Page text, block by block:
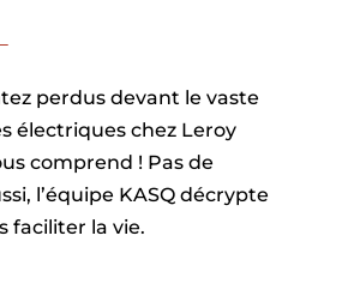
perdus devant le vaste
électriques chez Leroy
comprend ! Pas de
l’équipe KASQ décrypte
faciliter la vie.